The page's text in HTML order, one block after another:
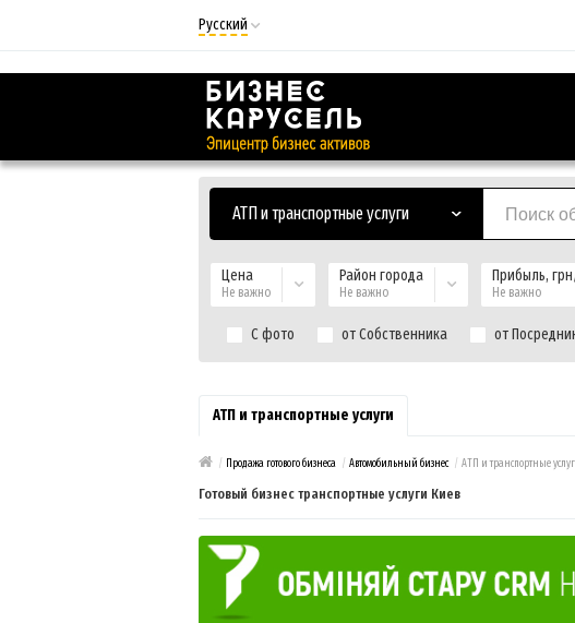
Русский
Русский
Українська
АТП и транспортные услуги
Цена
Не важно
Район города
Не важно
Прибыль,
Не важно
С фото от Собственника от
АТП и транспортные услуги
/ Продажа готового бизнеса / Автомобильный бизнес / АТП и транспортные
Готовый бизнес транспортные услуги Киев